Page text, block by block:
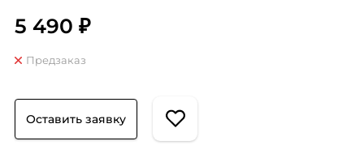
5 490 ₽
Предзаказ
Оставить заявку